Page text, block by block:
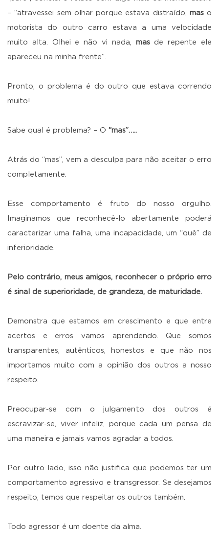
– “atravessei sem olhar porque estava distraído, mas o
motorista do outro carro estava a uma velocidade
muito alta. Olhei e não vi nada, masde repente ele
apareceu na minha frente”.
Pronto, o problema é do outro que estava correndo
muito!
Sabe qual é problema? – O “mas”…..
Atrás do “mas”, vem a desculpa para não aceitar o erro
completamente.
Esse comportamento é fruto do nosso orgulho.
Imaginamos que reconhecê-lo abertamente poderá
caracterizar uma falha, uma incapacidade, um “quê” de
inferioridade.
Pelo contrário, meus amigos, reconhecer o próprio erro
é sinal de superioridade, de grandeza, de maturidade.
Demonstra que estamos em crescimento e que entre
acertos e erros vamos aprendendo. Que somos
transparentes, autênticos, honestos e que não nos
importamos muito com a opinião dos outros a nosso
respeito.
Preocupar-se com o julgamento dos outros é
escravizar-se, viver infeliz, porque cada um pensa de
uma maneira e jamais vamos agradar a todos.
Por outro lado, isso não justifica que podemos ter um
comportamento agressivo e transgressor. Se desejamos
respeito, temos que respeitar os outros também.
Todo agressor é um doente da alma.